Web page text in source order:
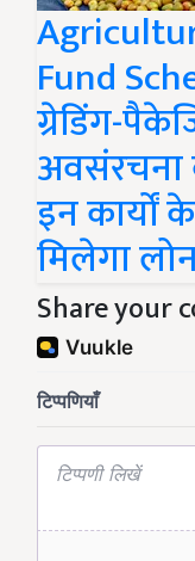
Fund
ग्रेडिंग-
अवसंरचना
इन कार्यों
मिलेगा
Share your